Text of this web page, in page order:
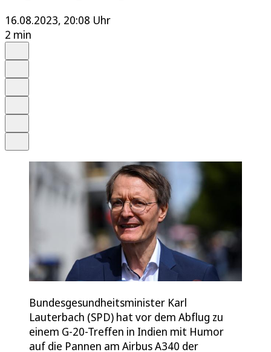
16.08.2023, 20:08 Uhr
2 min
Bundesgesundheitsminister Karl
Lauterbach (SPD) hat vor dem Abflug zu
einem G-20-Treffen in Indien mit Humor
auf die Pannen am Airbus A340 der